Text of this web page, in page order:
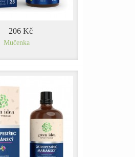
206 Kč
Mučenka